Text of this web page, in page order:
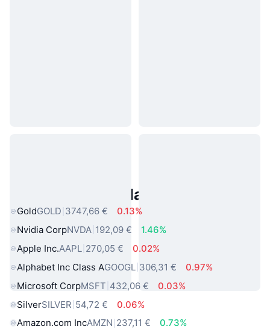
Asset reali popolari
GoldGOLD 3747,66 €
0.13%
Nvidia CorpNVDA 192,09 €
1.46%
Apple Inc.AAPL 270,05 €
0.02%
Alphabet Inc Class AGOOGL 306,31 €
0.97%
Microsoft CorpMSFT 432,06 €
0.03%
SilverSILVER 54,72 €
0.06%
Amazon.com IncAMZN 237,11 €
0.73%